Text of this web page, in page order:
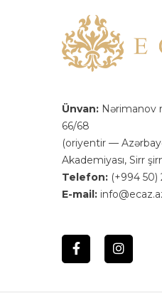
Ünvan: Nərimanov
66/68
(oriyentir —
Akademiyası, Sirr
Telefon: (+994 50)
E-mail: